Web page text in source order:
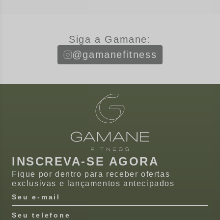
Siga a Gamane:
@gamanefitness
INSCREVA-SE AGORA
Fique por dentro para receber ofertas
exclusivas e lançamentos antecipados
Seu telefone
Seu e-mail